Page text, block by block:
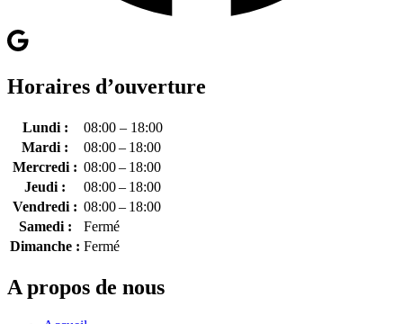
Horaires d’ouverture
Lundi :
08:00 – 18:00
Mardi :
08:00 – 18:00
Mercredi : 08:00 – 18:00
Jeudi :
08:00 – 18:00
Vendredi : 08:00 – 18:00
Samedi :
Fermé
Dimanche : Fermé
A propos de nous